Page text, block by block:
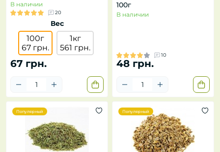
В наличии
20
Вес
100г
67 грн.
1кг
561 грн.
67 грн.
100г
В наличии
10
48 грн.
Популярный Популярный